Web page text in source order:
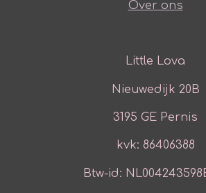
Over ons
Little Lova
Nieuwedijk 20B
3195 GE Pernis
kvk: 86406388
Btw-id: